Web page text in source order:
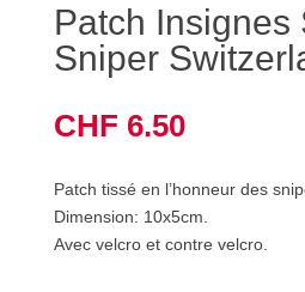
Patch Insignes
Sniper
CHF 6.50
Patch tissé en l’honneur des
Dimension: 10x5cm.
Avec velcro et contre velcro.